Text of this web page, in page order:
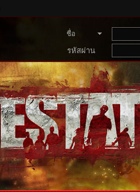
ชื่อ
สมาชิก
รหัสผ่าน